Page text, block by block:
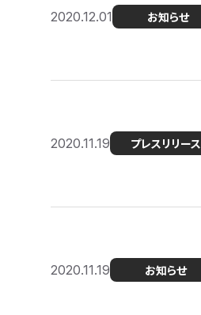
2020.12.01 お知らせ
2020.11.19 プレスリリース
2020.11.19 お知らせ